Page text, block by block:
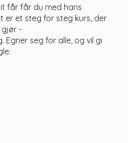
får får du med hans
er et steg for steg kurs, der
gjør -
Egner seg for alle, og vil gi